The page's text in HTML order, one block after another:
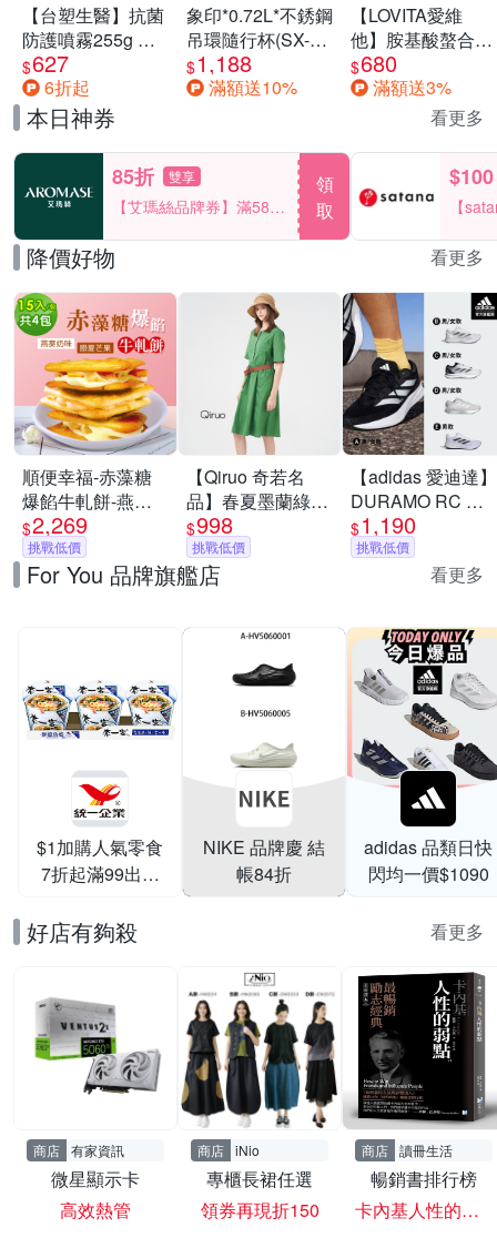
【台塑生醫】抗菌
防護噴霧255g 三
入組
$627
6折起
象印*0.72L*不銹鋼
吊環隨行杯(SX-
LA72H)
$1,188
滿額送10%
【LOVITA愛維
他】胺基酸螯合鋅
x2瓶30mg素食錠
(鋅錠)
$680
滿額送3%
本日神券 看更多
85折 雙享
【艾瑪絲品牌券】滿580
享85折！
領
取
$100
【
一件
降價好物 看更多
順便幸福-赤藻糖
爆餡牛軋餅-燕麥
奶味x2包+戀夏芒
果x2包(果乾 下午
茶)
$2,269
挑戰低價
【Qiruo 奇若名
品】春夏墨蘭綠時
尚五分袖膝上短版
休閒洋裝(純棉純
綠色 圓領洋裝
$998
挑戰低價
【adidas 愛迪達】
DURAMO RC 跑
鞋 慢跑鞋 運動鞋
男鞋/女鞋 (多款任
$1,190
挑戰低價
For You 品牌旗艦店 看更多
$1加購人氣零食
7折起滿99出貨
NIKE 品牌慶 結
帳84折
adidas 品類日快
閃均一價$1090
好店有夠殺 看更多
商店 有家資訊
微星顯示卡
高效熱管
商店 iNio
專櫃長裙任選
領券再現折150
商店 讀冊生活
暢銷書排行榜
卡內基人性的弱點